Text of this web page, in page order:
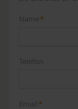
Pflichtfeld
Name *
Telefon
Pflichtfeld
Email *